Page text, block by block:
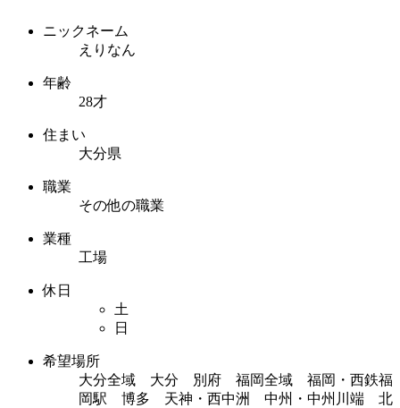
ニックネーム
えりなん
年齢
28才
住まい
大分県
職業
その他の職業
業種
工場
休日
土
日
希望場所
大分全域 大分 別府 福岡全域 福岡・西鉄福
岡駅 博多 天神・西中洲 中州・中州川端 北